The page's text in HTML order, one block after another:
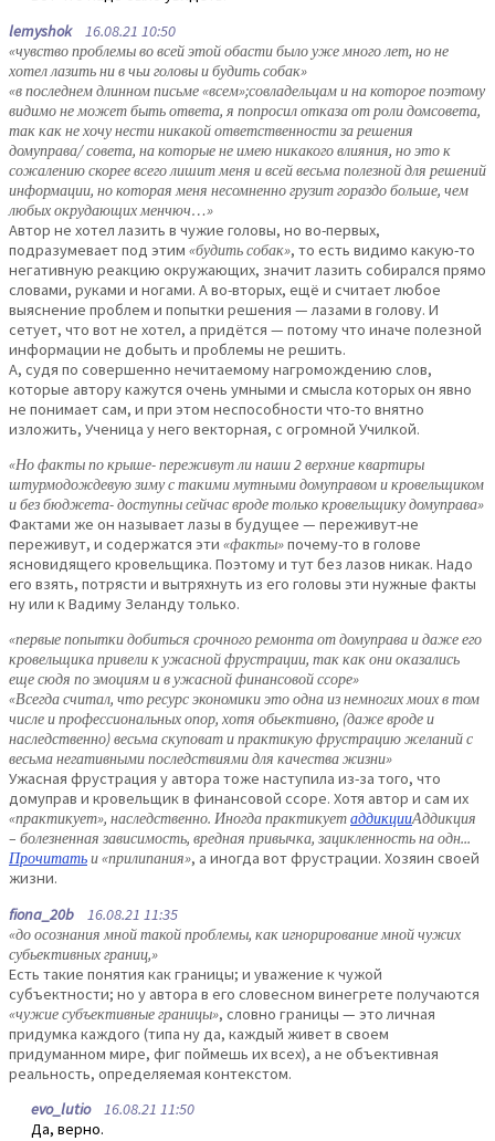
lemyshok16.08.21 10:50
«чувство проблемы во всей этой обасти было уже много лет, но не
хотел лазить ни в чьи головы и будить собак»
«в последнем длинном письме «всем»;совладельцам и на которое поэтому
видимо не может быть ответа, я попросил отказа от роли домсовета,
так как не хочу нести никакой ответственности за решения
домуправа/ совета, на которые не имею никакого влияния, но это к
сожалению скорее всего лишит меня и всей весьма полезной для решений
информации, но которая меня несомненно грузит гораздо больше, чем
любых окрудающих менчюч…»
Автор не хотел лазить в чужие головы, но во-первых,
подразумевает под этим «будить собак», то есть видимо какую-то
негативную реакцию окружающих, значит лазить собирался прямо
словами, руками и ногами. А во-вторых, ещё и считает любое
выяснение проблем и попытки решения — лазами в голову. И
сетует, что вот не хотел, а придётся — потому что иначе полезной
информации не добыть и проблемы не решить.
А, судя по совершенно нечитаемому нагромождению слов,
которые автору кажутся очень умными и смысла которых он явно
не понимает сам, и при этом неспособности что-то внятно
изложить, Ученица у него векторная, с огромной Училкой.
«Но факты по крыше- переживут ли наши 2 верхние квартиры
штурмодождевую зиму с такими мутными домуправом и кровельщиком
и без бюджета- доступны сейчас вроде только кровельщику домуправа»
Фактами же он называет лазы в будущее — переживут-не
переживут, и содержатся эти «факты»почему-то в голове
ясновидящего кровельщика. Поэтому и тут без лазов никак. Надо
его взять, потрясти и вытряхнуть из его головы эти нужные факты
ну или к Вадиму Зеланду только.
«первые попытки добиться срочного ремонта от домуправа и даже его
кровельщика привели к ужасной фрустрации, так как они оказались
еще сюдя по эмоциям и в ужасной финансовой ссоре»
«Всегда считал, что ресурс экономики это одна из немногих моих в том
числе и профессиональных опор, хотя обьективно, (даже вроде и
наследственно) весьма скуповат и практикую фрустрацию желаний с
весьма негативными последствиями для качества жизни»
Ужасная фрустрация у автора тоже наступила из-за того, что
домуправ и кровельщик в финансовой ссоре. Хотя автор и сам их
«практикует», наследственно. Иногда практикуетаддикцииАддикция
– болезненная зависимость, вредная привычка, зацикленность на одн...
Прочитатьи «прилипания», а иногда вот фрустрации. Хозяин своей
жизни.
fiona_20b 16.08.21 11:35
«до осознания мной такой проблемы, как игнорирование мной чужих
субьективных границ,»
Есть такие понятия как границы; и уважение к чужой
субъектности; но у автора в его словесном винегрете получаются
«чужие субъективные границы», словно границы — это личная
придумка каждого (типа ну да, каждый живет в своем
придуманном мире, фиг поймешь их всех), а не объективная
реальность, определяемая контекстом.
evo_lutio16.08.21 11:50
Да, верно.